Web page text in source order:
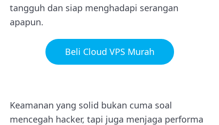
tangguh dan siap menghadapi serangan
apapun.
Beli Cloud VPS Murah
Keamanan yang solid bukan cuma soal
mencegah hacker, tapi juga menjaga performa